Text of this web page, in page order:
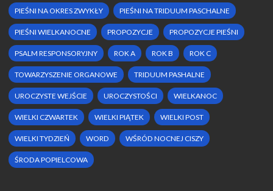
PIEŚNI NA OKRES ZWYKŁY PIEŚNI NA TRIDUUM PASCHALNE
PIEŚNI WIELKANOCNE PROPOZYCJE PROPOZYCJE PIEŚNI
PSALM RESPONSORYJNY ROK A ROK B ROK C
TOWARZYSZENIE ORGANOWE TRIDUUM PASHALNE
UROCZYSTE WEJŚCIE UROCZYSTOŚCI WIELKANOC
WIELKI CZWARTEK WIELKI PIĄTEK WIELKI POST
WIELKI TYDZIEŃ WORD WŚRÓD NOCNEJ CISZY
ŚRODA POPIELCOWA